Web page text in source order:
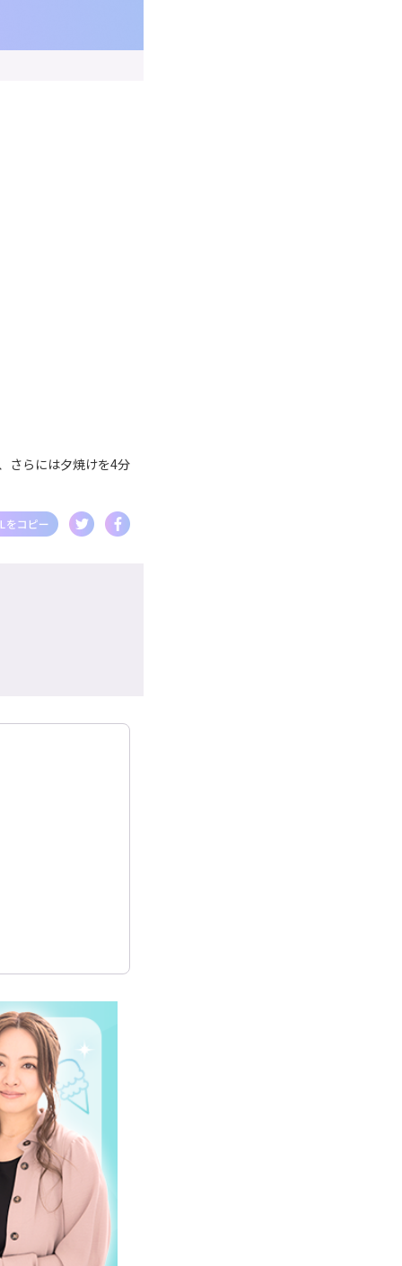
さらには夕焼けを4分